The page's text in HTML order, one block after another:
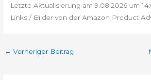
Letzte Aktualisierung am 9.08.2026 um
Links / Bilder von der Amazon Product
← Vorheriger Beitrag